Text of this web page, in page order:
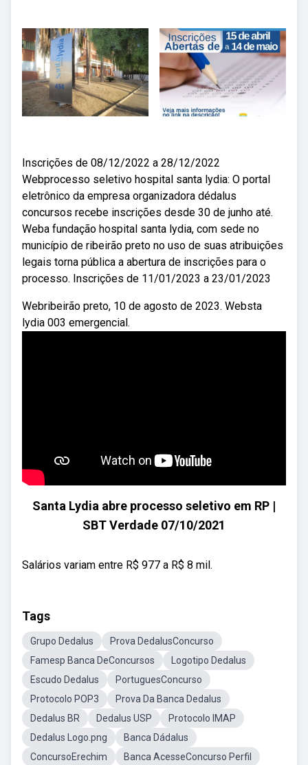
Inscrições de 08/12/2022 a 28/12/2022
Webprocesso seletivo hospital santa lydia: O portal
eletrônico da empresa organizadora dédalus
concursos recebe inscrições desde 30 de junho até.
Weba fundação hospital santa lydia, com sede no
município de ribeirão preto no uso de suas atribuições
legais torna pública a abertura de inscrições para o
processo. Inscrições de 11/01/2023 a 23/01/2023
Webribeirão preto, 10 de agosto de 2023. Websta
lydia 003 emergencial.
Santa Lydia abre processo seletivo em RP |
SBT Verdade 07/10/2021
Salários variam entre R$ 977 a R$ 8 mil.
Tags
Grupo Dedalus
Prova DedalusConcurso
Famesp Banca DeConcursos
Logotipo Dedalus
Escudo Dedalus
PortuguesConcurso
Protocolo POP3
Prova Da Banca Dedalus
Dedalus BR
Dedalus USP
Protocolo IMAP
Dedalus Logo.png
Banca Dádalus
ConcursoErechim
Banca AcesseConcurso Perfil